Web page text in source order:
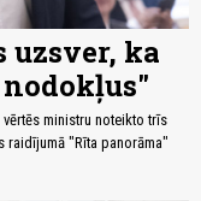
uzsver, ka
ministru noteikto trīs
raidījumā "Rīta panorāma"